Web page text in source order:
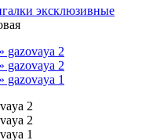
эксклюзивные